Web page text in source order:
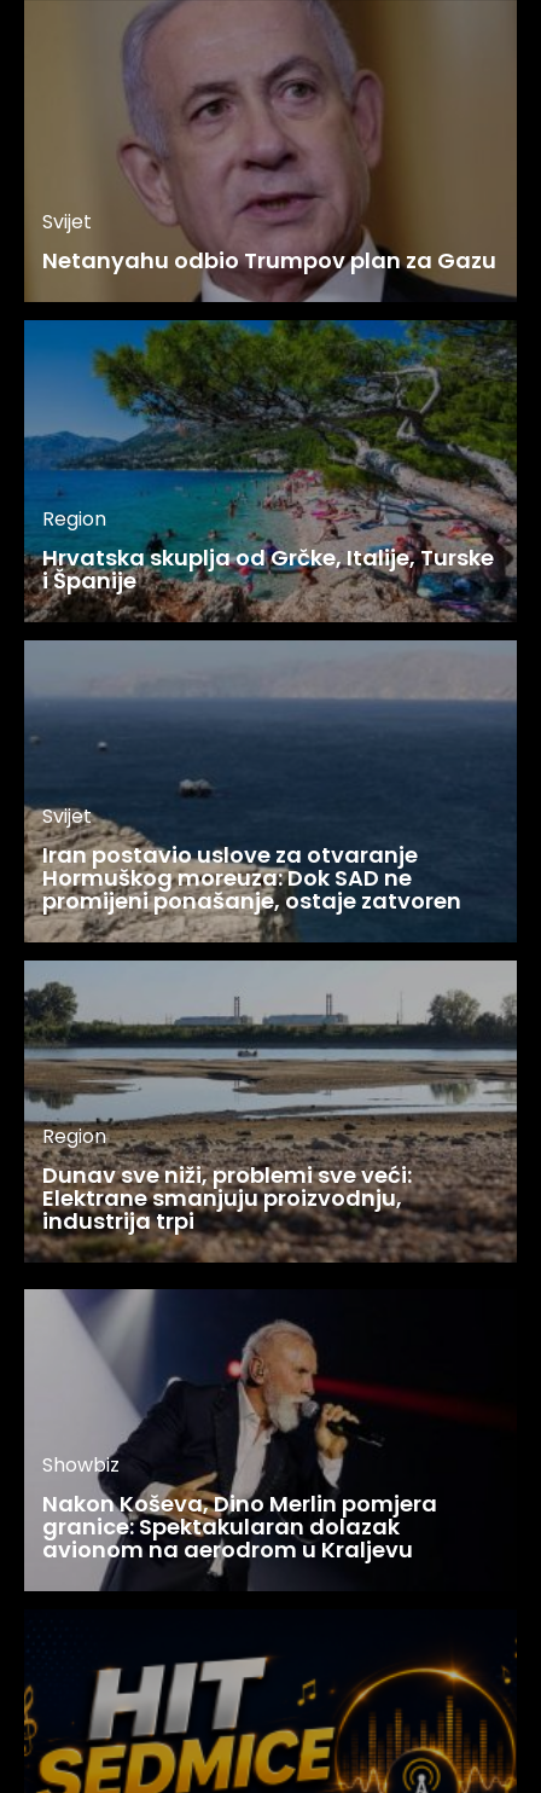
Svijet
Netanyahu odbio Trumpov plan za Gazu
Region
Hrvatska skuplja od Grčke, Italije, Turske
i Španije
Svijet
Iran postavio uslove za otvaranje
Hormuškog moreuza: Dok SAD ne
promijeni ponašanje, ostaje zatvoren
Region
Dunav sve niži, problemi sve veći:
Elektrane smanjuju proizvodnju,
industrija trpi
Showbiz
Nakon Koševa, Dino Merlin pomjera
granice: Spektakularan dolazak
avionom na aerodrom u Kraljevu